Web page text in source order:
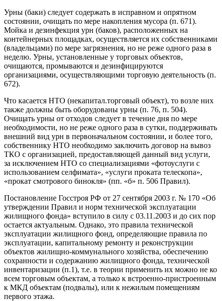
Урны (баки) следует содержать в исправном и опрятном
состоянии, очищать по мере накопления мусора (п. 671).
Мойка и дезинфекция урн (баков), расположенных на
контейнерных площадках, осуществляется их собственниками
(владельцами) по мере загрязнения, но не реже одного раза в
неделю. Урны, установленные у торговых объектов,
очищаются, промываются и дезинфицируются
организациями, осуществляющими торговую деятельность (п.
672).
Что касается НТО (некапитал.торговый объект), то возле них
также должны быть оборудованы урны (п. 76, п. 504).
Очищать урны от отходов следует в течение дня по мере
необходимости, но не реже одного раза в сутки, поддерживать
внешний вид урн в первоначальном состоянии, и более того,
собственнику НТО необходимо заключить договор на вывоз
ТКО с организацией, предоставляющей данный вид услуги,
за исключением НТО со специализациями «фотоуслуги с
использованием селфимата», «услуги проката телескопа»,
«прокат смотрового бинокля» (пп. «б» п. 506 Правил).
Постановление Госстроя РФ от 27 сентября 2003 г. № 170 «Об
утверждении Правил и норм технической эксплуатации
жилищного фонда» вступило в силу с 03.11.2003 и до сих пор
остается актуальным. Однако, это правила технической
эксплуатации жилищного фонд, определяющие правила по
эксплуатации, капитальному ремонту и реконструкции
объектов жилищно-коммунального хозяйства, обеспечению
сохранности и содержанию жилищного фонда, технической
инвентаризации (п.1), т.е. в теории применить их можно не ко
всем торговым объектам, а только к встроенно-пристроенным
к МКД объектам (подвалы), или к нежилым помещениям
первого этажа.